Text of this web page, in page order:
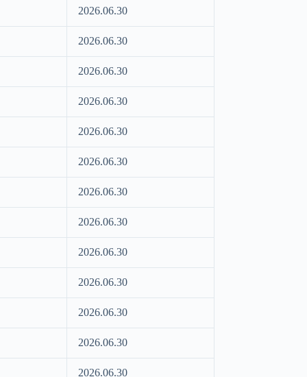
2026.06.30
2026.06.30
2026.06.30
2026.06.30
2026.06.30
2026.06.30
2026.06.30
2026.06.30
2026.06.30
2026.06.30
2026.06.30
2026.06.30
2026.06.30